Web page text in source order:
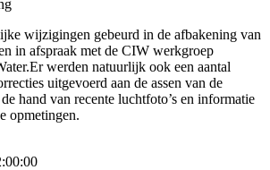
wijzigingen gebeurd in de afbakening van
in afspraak met de CIW werkgroep
werden natuurlijk ook een aantal
uitgevoerd aan de assen van de
hand van recente luchtfoto’s en informatie
opmetingen.